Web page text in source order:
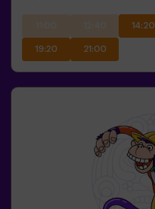
14:20
19:20 21:00